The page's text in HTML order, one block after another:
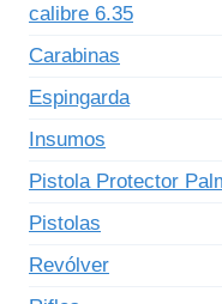
calibre 6.35
Carabinas
Espingarda
Insumos
Pistola Protector
Pistolas
Revólver